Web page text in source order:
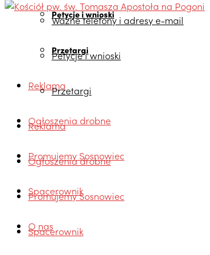
Petycje i wnioski
Przetargi
Reklama
Ogłoszenia drobne
Promujemy Sosnowiec
Spacerownik
O nas
Ważne telefony i adresy e-mail
Petycje i wnioski
Przetargi
Reklama
Ogłoszenia drobne
Promujemy Sosnowiec
Spacerownik